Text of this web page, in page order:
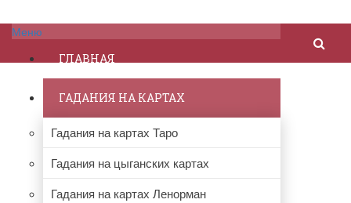
Меню
ГЛАВНАЯ
ГАДАНИЯ НА КАРТАХ
Гадания на картах Таро
Гадания на цыганских картах
Гадания на картах Ленорман